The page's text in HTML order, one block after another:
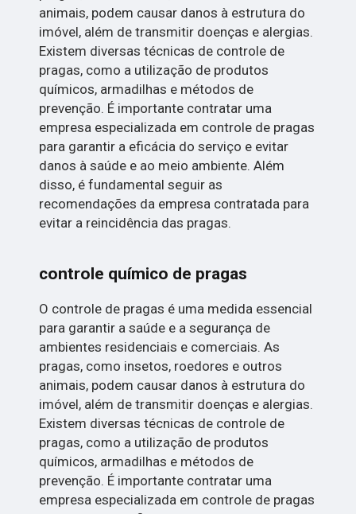
animais, podem causar danos à estrutura do
imóvel, além de transmitir doenças e alergias.
Existem diversas técnicas de controle de
pragas, como a utilização de produtos
químicos, armadilhas e métodos de
prevenção. É importante contratar uma
empresa especializada em controle de pragas
para garantir a eficácia do serviço e evitar
danos à saúde e ao meio ambiente. Além
disso, é fundamental seguir as
recomendações da empresa contratada para
evitar a reincidência das pragas.
controle químico de pragas
O controle de pragas é uma medida essencial
para garantir a saúde e a segurança de
ambientes residenciais e comerciais. As
pragas, como insetos, roedores e outros
animais, podem causar danos à estrutura do
imóvel, além de transmitir doenças e alergias.
Existem diversas técnicas de controle de
pragas, como a utilização de produtos
químicos, armadilhas e métodos de
prevenção. É importante contratar uma
empresa especializada em controle de pragas